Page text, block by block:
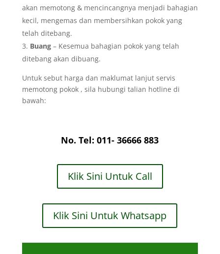
akan memotong & mencincangnya menjadi bahagian
kecil, mengemas dan membersihkan pokok yang
telah ditebang.
Buang– Kesemua bahagian pokok yang telah
ditebang akan dibuang.
Untuk sebut harga dan maklumat lanjut servis
memotong pokok , sila hubungi talian hotline di
bawah:
No. Tel: 011- 36666 883
Klik Sini Untuk Call
Klik Sini Untuk Whatsapp